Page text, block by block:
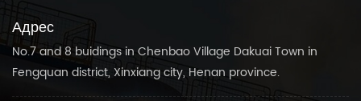
Адрес
No.7 and 8 buidings in Chenbao Village Dakuai Town in
Fengquan district, Xinxiang city, Henan province.